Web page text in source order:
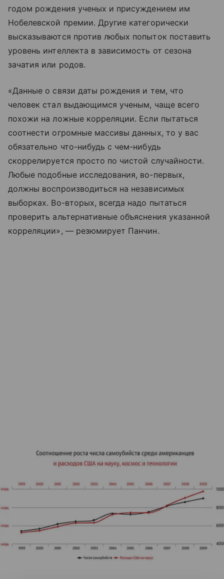
годом рождения ученых и присуждением им
Нобелевской премии. Другие категорически
высказываются против любых попыток поставить
уровень интеллекта в зависимость от сезона
зачатия или родов.
«Данные о связи даты рождения и тем, что
человек стал выдающимся ученым, чаще всего
похожи на ложные корреляции. Если пытаться
соотнести огромные массивы данных, то у вас
обязательно что-нибудь с чем-нибудь
скоррелируется просто по чистой случайности.
Любые подобные исследования, во-первых,
должны воспроизводиться на независимых
выборках. Во-вторых, всегда надо пытаться
проверить альтернативные объяснения указанной
корреляции», — резюмирует Панчин.